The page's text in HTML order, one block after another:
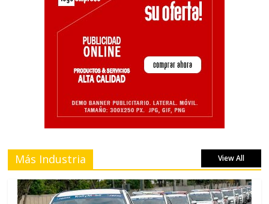
Más Industria View All